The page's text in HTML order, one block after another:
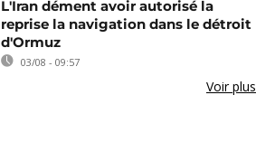
L'Iran dément avoir autorisé la
reprise la navigation dans le détroit
d'Ormuz
03/08 - 09:57
Voir plus